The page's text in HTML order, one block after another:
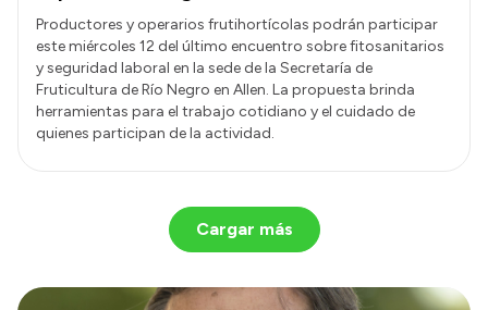
Productores y operarios frutihortícolas podrán participar
este miércoles 12 del último encuentro sobre fitosanitarios
y seguridad laboral en la sede de la Secretaría de
Fruticultura de Río Negro en Allen. La propuesta brinda
herramientas para el trabajo cotidiano y el cuidado de
quienes participan de la actividad.
Cargar más